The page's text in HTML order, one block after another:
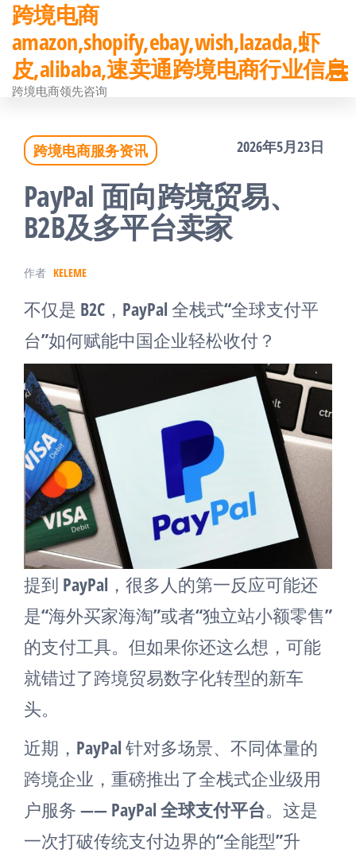
前
往
内
跨境电商
amazon,shopify,ebay,wish,lazada,虾
皮,alibaba,速卖通跨境电商行业信息
跨境电商领先咨询
跨境电商服务资讯 2026年5月23日
PayPal 面向跨境贸易、
B2B及多平台卖家
作者 KELEME
不仅是 B2C，PayPal 全栈式“全球支付平
台”如何赋能中国企业轻松收付？
提到 PayPal，很多人的第一反应可能还
是“海外买家海淘”或者“独立站小额零售”
的支付工具。但如果你还这么想，可能
就错过了跨境贸易数字化转型的新车
头。
近期，PayPal 针对多场景、不同体量的
跨境企业，重磅推出了全栈式企业级用
户服务 —— PayPal 全球支付平台。这是
一次打破传统支付边界的“全能型”升